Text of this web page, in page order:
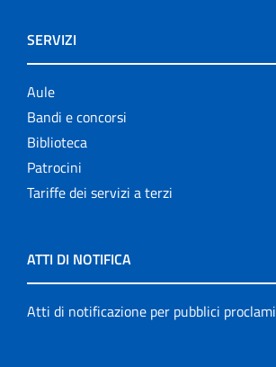
SERVIZI
Aule
Bandi e concorsi
Biblioteca
Patrocini
Tariffe dei servizi a terzi
ATTI DI NOTIFICA
Atti di notificazione per pubblici proclami